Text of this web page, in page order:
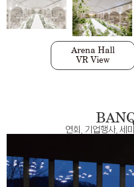
Arena Hall
VR View
Divine Garden
VR View
Divine Hall
VR View
Scret Garden
VR View
연회, 기업행사, 세